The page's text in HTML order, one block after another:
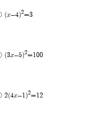
(x-4)2=3
(3x-5)2=100
2(4x-1)2=12